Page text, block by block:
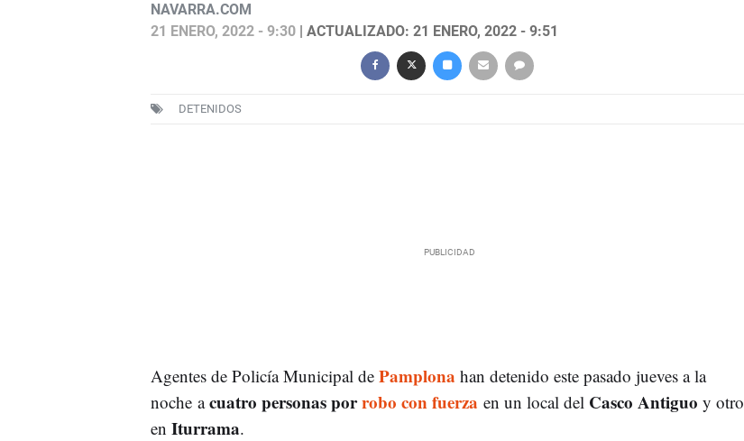
NAVARRA.COM
21 ENERO, 2022 - 9:30| ACTUALIZADO: 21 ENERO, 2022 - 9:51
DETENIDOS
Agentes de Policía Municipal de Pamplona han detenido este pasado jueves a la
noche acuatro personas porrobo con fuerza en un local del Casco Antiguo y otro
en Iturrama.